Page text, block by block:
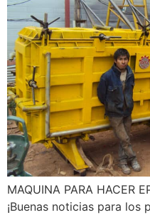
MAQUINA PARA HACER
¡Buenas noticias para los